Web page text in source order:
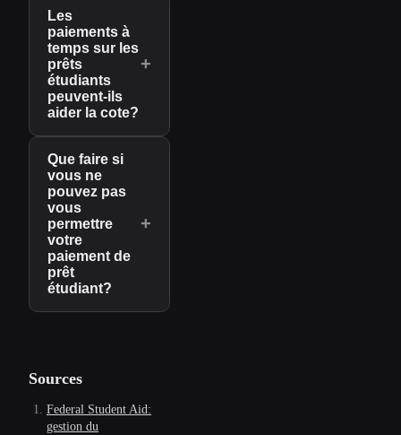
Les
paiements à
temps sur les
prêts
étudiants
peuvent-ils
aider la cote?
+
Que faire si
vous ne
pouvez pas
vous
permettre
votre
paiement de
prêt
étudiant?
+
Sources
Federal Student Aid:
gestion du